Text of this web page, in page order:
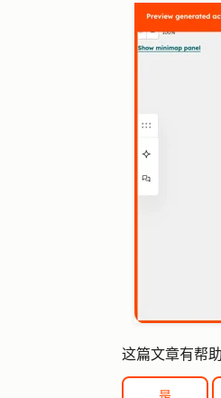
这篇文章有帮助
是